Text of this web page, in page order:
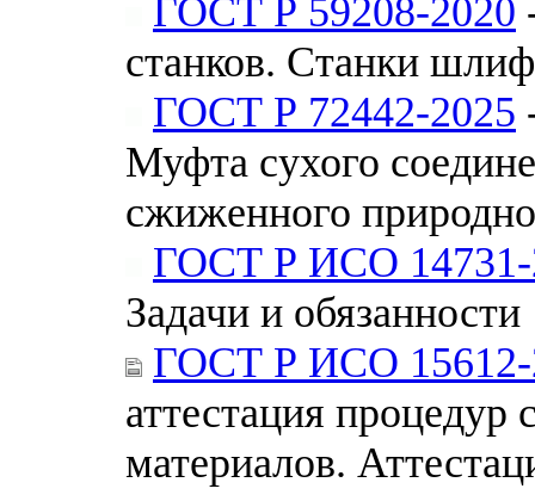
ГОСТ Р 59208-2020
станков. Станки
ГОСТ Р 72442-2025
Муфта сухого
сжиженного
ГОСТ Р ИСО 14731-
Задачи и обязанности
ГОСТ Р ИСО 15612-
аттестация процедур
материалов.